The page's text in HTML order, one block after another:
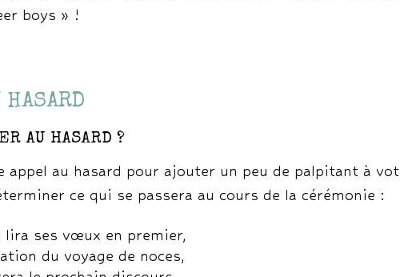
boys » !
AU HASARD ?
appel au hasard pour ajouter un peu de palpitant à
ce qui se passera au cours de la cérémonie :
lira ses vœux en premier,
du voyage de noces,